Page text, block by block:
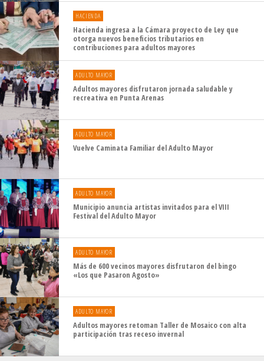
HACIENDA
Hacienda ingresa a la Cámara proyecto de Ley que
otorga nuevos beneficios tributarios en
contribuciones para adultos mayores
ADULTO MAYOR
Adultos mayores disfrutaron jornada saludable y
recreativa en Punta Arenas
ADULTO MAYOR
Vuelve Caminata Familiar del Adulto Mayor
ADULTO MAYOR
Municipio anuncia artistas invitados para el VIII
Festival del Adulto Mayor
ADULTO MAYOR
Más de 600 vecinos mayores disfrutaron del bingo
«Los que Pasaron Agosto»
ADULTO MAYOR
Adultos mayores retoman Taller de Mosaico con alta
participación tras receso invernal